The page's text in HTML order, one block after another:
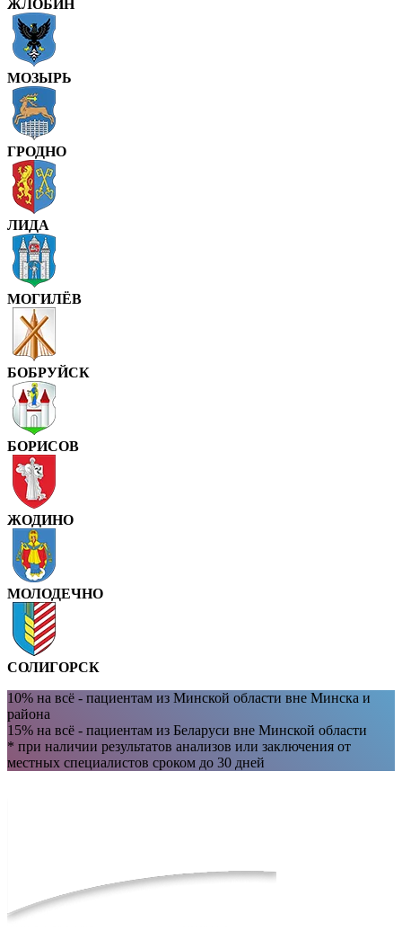
ЖЛОБИН
МОЗЫРЬ
ГРОДНО
ЛИДА
МОГИЛЁВ
БОБРУЙСК
БОРИСОВ
ЖОДИНО
МОЛОДЕЧНО
СОЛИГОРСК
10% на всё - пациентам из Минской области вне Минска и
района
15% на всё - пациентам из Беларуси вне Минской области
* при наличии результатов анализов или заключения от
местных специалистов сроком до 30 дней